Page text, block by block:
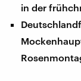
in der